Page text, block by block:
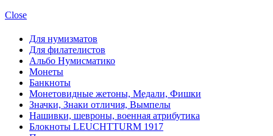
Close
Для нумизматов
Для филателистов
Альбо Нумисматико
Монеты
Банкноты
Монетовидные жетоны, Медали, Фишки
Значки, Знаки отличия, Вымпелы
Нашивки, шевроны, военная атрибутика
Блокноты LEUCHTTURM 1917